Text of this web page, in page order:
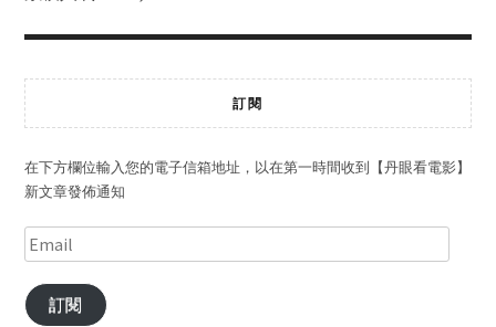
訂閱
在下方欄位輸入您的電子信箱地址，以在第一時間收到【丹眼看電影】
新文章發佈通知
訂閱